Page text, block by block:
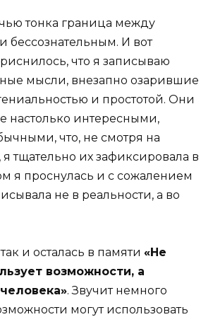
тонка граница между
бессознательным. И вот
что я записываю
мысли, внезапно озарившие
и простотой. Они
настолько интересными,
что, не смотря на
я тщательно их зафиксировала в
я проснулась и с сожалением
не в реальности, а во
и осталась в памяти «Не
возможности, а
. Звучит немного
могут использовать